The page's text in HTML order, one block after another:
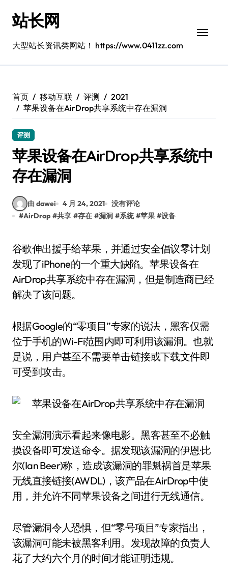
站长网
大型站长资讯类网站！ https://www.0411zz.com
首页 移动互联 评测
2021
苹果设备在AirDrop共享系统中存在漏洞
评测
苹果设备在AirDrop共享系统中
存在漏洞
由 dawei 4 月 24, 2021
没有评论
#AirDrop #共享 #存在 #漏洞 #系统 #苹果 #设备
谷歌伸出援手给苹果，并通过安全倡议零计划
发现了iPhone的一个重大缺陷。苹果设备在
AirDrop共享系统中存在漏洞，但是制造商已经
解决了该问题。
根据Google的“零项目”专家的说法，黑客仅需
位于手机的Wi-Fi范围内即可利用该漏洞。也就
是说，用户甚至不需要单击链接或下载文件即
可受到攻击。
安全漏洞演示看起来像电影。黑客甚至不必触
摸设备即可发送命令。据发现该漏洞的伊恩·比
尔(Ian Beer)称，造成该漏洞的罪魁祸首是苹果
无线直接链接(AWDL)，该产品在AirDrop中使
用，并允许不同苹果设备之间进行无线通信。
尽管漏洞令人恐惧，但“零号项目”专家指出，
该漏洞可能未被黑客利用。发现故障的负责人
花了大约六个月的时间才能证明违规。